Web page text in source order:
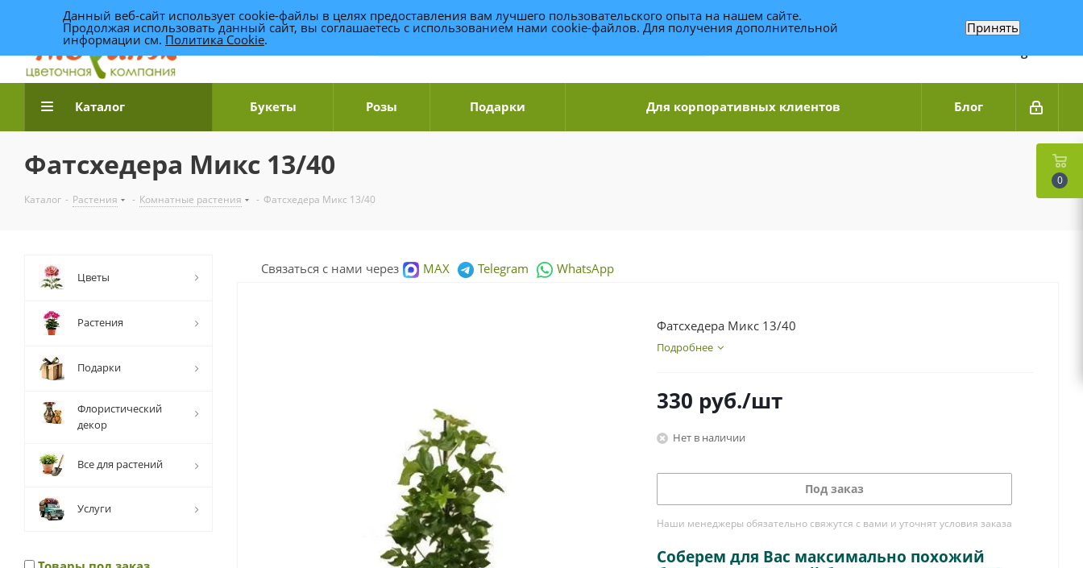
Доставка цветов по Уфе +7 (989) 95-14-014
Связаться по WhatsApp
Каталог Букеты Розы Подарки Для корпоративных клиентов Блог
Фатсхедера Микс 13/40
Каталог - Растения - Комнатные растения - Фатсхедера Микс 13/40
Связаться с нами через MAX Telegram WhatsApp
Фатсхедера Микс 13/40
Подробнее
330 руб./шт
Нет в наличии
Под заказ
Наши менеджеры обязательно свяжутся с вами и уточнят условия заказа
Соберем для Вас максимально похожий
Цветы
Растения
Подарки
Флористический
декор
Все для растений
Услуги
0
Данный веб-сайт использует cookie-файлы в целях предоставления вам лучшего пользовательского опыта на нашем сайте.
Продолжая использовать данный сайт, вы соглашаетесь с использованием нами cookie-файлов. Для получения дополнительной
информации см. Политика Cookie.
Принять